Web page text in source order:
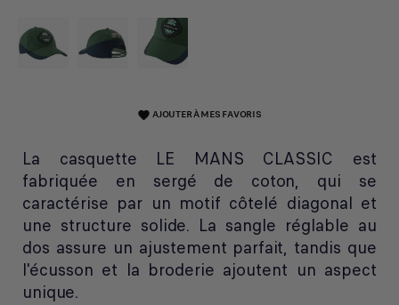
favorite AJOUTER À MES FAVORIS
La casquette LE MANS CLASSIC est
fabriquée en sergé de coton, qui se
caractérise par un motif côtelé diagonal et
une structure solide. La sangle réglable au
dos assure un ajustement parfait, tandis que
l'écusson et la broderie ajoutent un aspect
unique.